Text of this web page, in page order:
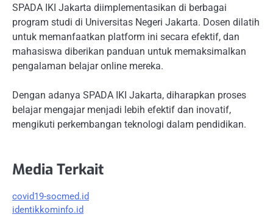
SPADA IKI Jakarta diimplementasikan di berbagai
program studi di Universitas Negeri Jakarta. Dosen dilatih
untuk memanfaatkan platform ini secara efektif, dan
mahasiswa diberikan panduan untuk memaksimalkan
pengalaman belajar online mereka.
Dengan adanya SPADA IKI Jakarta, diharapkan proses
belajar mengajar menjadi lebih efektif dan inovatif,
mengikuti perkembangan teknologi dalam pendidikan.
Media Terkait
covid19-socmed.id
identikkominfo.id